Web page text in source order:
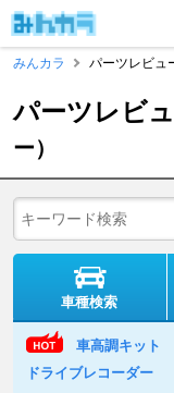
みんカラ
パーツレビュ
パーツレビ
ー）
車種検索
車高調キット
ドライブレコーダー